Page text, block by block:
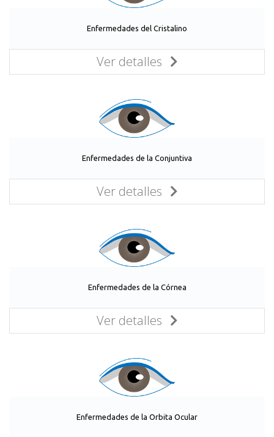
Enfermedades del Cristalino
Ver detalles
Enfermedades de la Conjuntiva
Ver detalles
Enfermedades de la Córnea
Ver detalles
Enfermedades de la Orbita Ocular